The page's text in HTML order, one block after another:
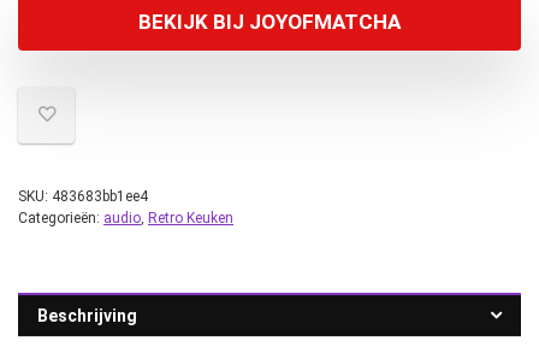
BEKIJK BIJ JOYOFMATCHA
SKU: 483683bb1ee4
Categorieën: audio, Retro Keuken
Beschrijving